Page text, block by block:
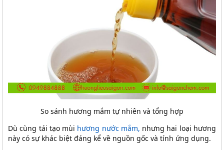
So sánh hương mắm tự nhiên và tổng hợp
Dù cùng tái tạo mùi hương nước mắm, nhưng hai loại hương
này có sự khác biệt đáng kể về nguồn gốc và tính ứng dụng.